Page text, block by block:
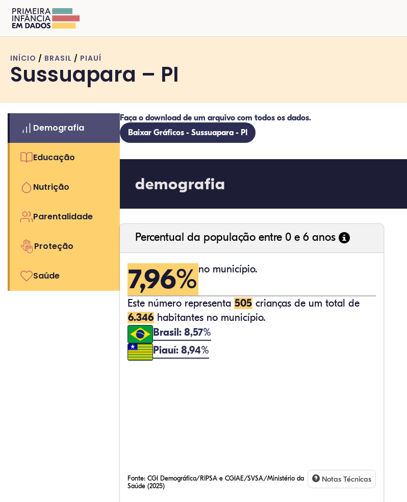
INÍCIO / BRASIL / PIAUÍ
Sussuapara – PI
Demografia
Educação
Nutrição
Parentalidade
Proteção
Saúde
Faça o download de um arquivo com todos os dados.
Baixar Gráficos - Sussuapara - PI
demografia
Percentual da população entre 0 e 6 anos
7,96% no município.
Este número representa 505 crianças de um total de
6.346 habitantes no município.
Brasil: 8,57%
Piauí: 8,94%
Fonte: CGI Demográfico/RIPSA e CGIAE/SVSA/Ministério da
Saúde (2025)
Notas Técnicas